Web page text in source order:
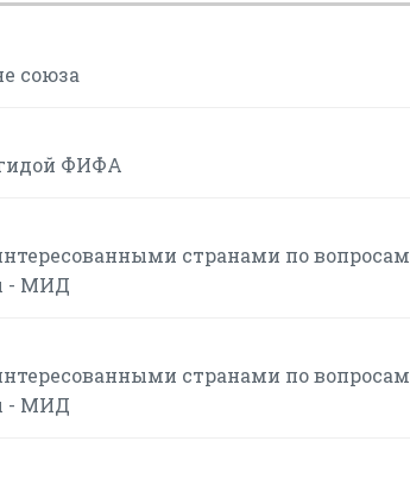
союза
ФИФА
странами по вопросам
- МИД
странами по вопросам
- МИД